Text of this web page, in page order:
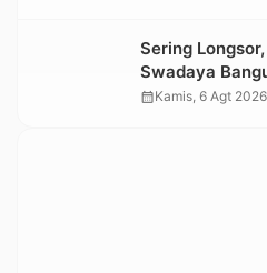
Sering
Swadaya
Jalan
calendar_monthKamis, 6 Agt 2026